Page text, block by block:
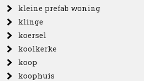
kleine prefab woning
klinge
koersel
koolkerke
koop
koophuis